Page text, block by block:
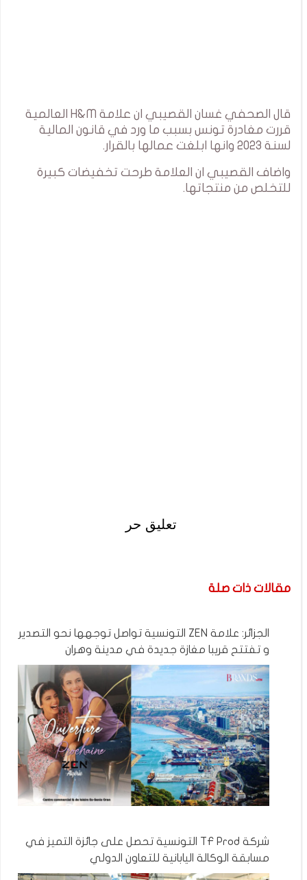
قال الصحفي غسان القصيبي ان علامة H&M العالمية
قررت مغادرة تونس بسبب ما ورد في قانون المالية
لسنة 2023 وانها ابلغت عمالها بالقرار.
واضاف القصيبي ان العلامة طرحت تخفيضات كبيرة
للتخلص من منتجاتها.
تعليق حر
مقالات ذات صلة
الجزائر: علامة ZEN التونسية تواصل توجهها نحو التصدير
و تفتتح قريبا مغازة جديدة في مدينة وهران
شركة TF Prod التونسية تحصل على جائزة التميز في
مسابقة الوكالة اليابانية للتعاون الدولي